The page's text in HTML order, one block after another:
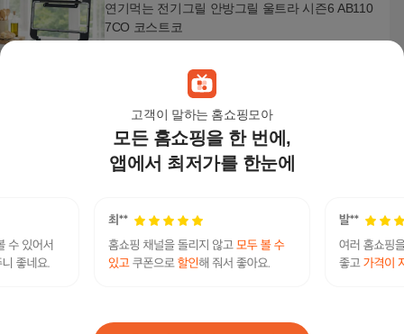
고객이 말하는 홈쇼핑모아
모든 홈쇼핑을 한 번에,
앱에서 최저가를 한눈에
연기먹는 전기그릴 안방그릴 울트라 시즌6 AB110
7CO 코스트코
안방 전기그릴, AB507FCO
198,700 원
26년형 안방그릴 + 필터11개 + 가방 하프돔 맥스
28%216,990원